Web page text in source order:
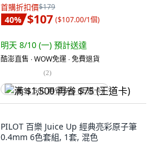
首購折扣價$179
40% $107 ($107.00/1個)
明天 8/10 (一) 預計送達
酷澎直售 ∙ WOW免運 ∙ 免費退貨
(2)
满 $1,500 再省 $75 (王道卡)
PILOT 百樂 Juice Up 經典亮彩原子筆
0.4mm 6色套組, 1套, 混色